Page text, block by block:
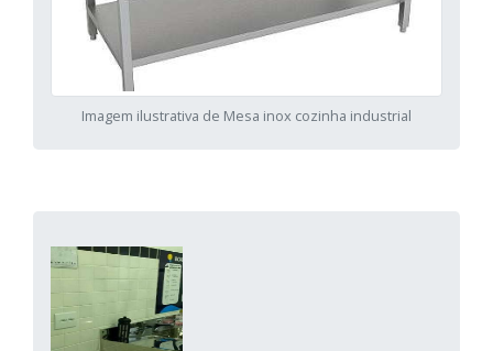
Imagem ilustrativa de Mesa inox cozinha industrial